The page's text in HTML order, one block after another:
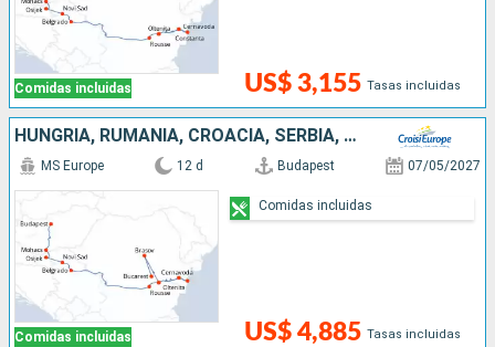
Comidas incluidas US$ 3,155 Tasas incluidas
HUNGRÍA, RUMANIA, CROACIA, SERBIA, BULGARIA
Comidas incluidas
MS Europe 12 d Budapest 07/05/2027
US$ 4,885 Tasas incluidas
Comidas incluidas